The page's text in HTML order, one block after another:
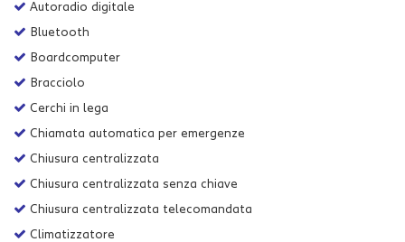
Autoradio digitale
Bluetooth
Boardcomputer
Bracciolo
Cerchi in lega
Chiamata automatica per emergenze
Chiusura centralizzata
Chiusura centralizzata senza chiave
Chiusura centralizzata telecomandata
Climatizzatore